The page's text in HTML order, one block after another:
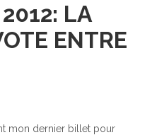
LA
ENTRE
mon dernier billet pour